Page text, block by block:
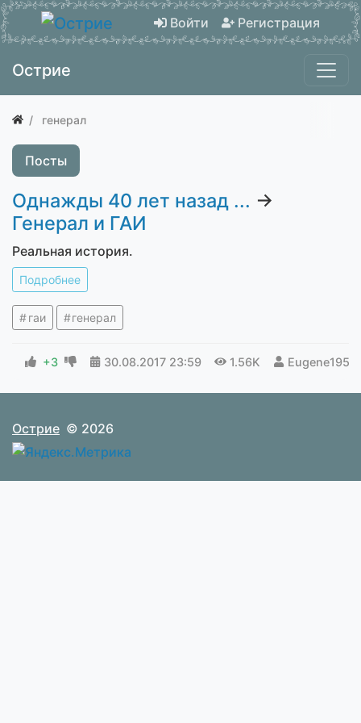
Войти Регистрация
Острие
генерал
Посты
Однажды 40 лет назад ... →
Генерал и ГАИ
Реальная история.
Подробнее
гаи генерал
+3 30.08.2017 23:59 1.56K Eugene1956
Острие © 2026